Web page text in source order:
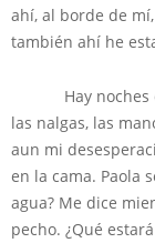
ahí, al borde de
también ahí he
Hay noches
las nalgas, las
aun mi
en la cama. Paola
agua? Me dice
pecho. ¿Qué